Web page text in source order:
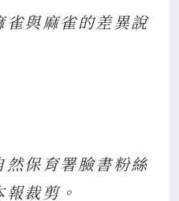
與麻雀的差異說
然保育署臉書粉絲
裁剪。